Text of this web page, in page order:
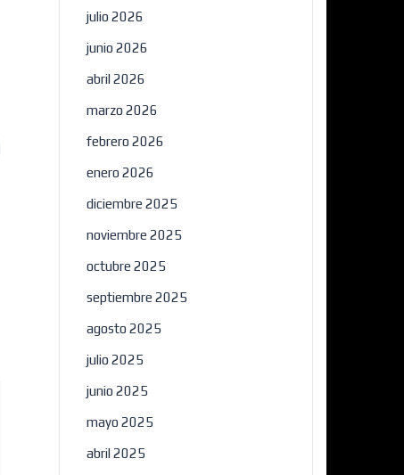
julio 2026
junio 2026
abril 2026
marzo 2026
febrero 2026
enero 2026
diciembre 2025
noviembre 2025
octubre 2025
septiembre 2025
agosto 2025
julio 2025
junio 2025
mayo 2025
abril 2025